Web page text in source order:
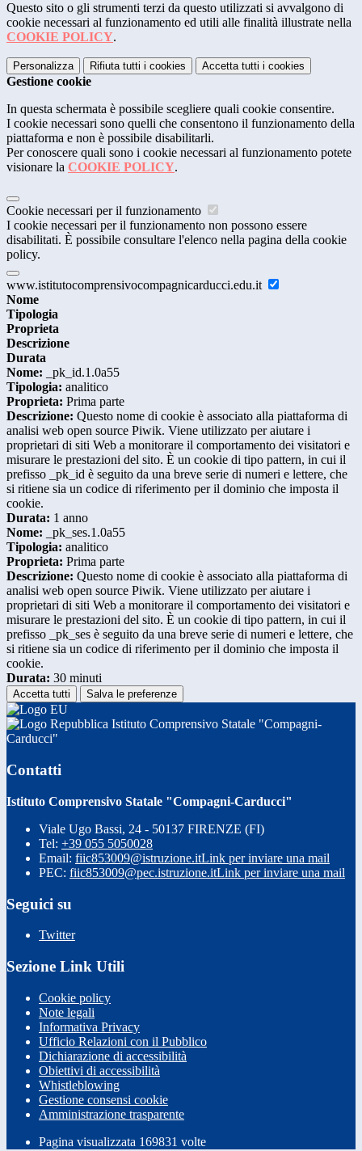
Questo sito o gli strumenti terzi da questo utilizzati si avvalgono di
cookie necessari al funzionamento ed utili alle finalità illustrate nella
COOKIE POLICY.
Personalizza Rifiuta tutti i cookies Accetta tutti i cookies
Gestione cookie
In questa schermata è possibile scegliere quali cookie consentire.
I cookie necessari sono quelli che consentono il funzionamento della
piattaforma e non è possibile disabilitarli.
Per conoscere quali sono i cookie necessari al funzionamento potete
visionare la COOKIE POLICY.
Cookie necessari per il funzionamento
I cookie necessari per il funzionamento non possono essere
disabilitati. È possibile consultare l'elenco nella pagina della cookie
policy.
www.istitutocomprensivocompagnicarducci.edu.it
Nome
Tipologia
Proprieta
Descrizione
Durata
Nome: _pk_id.1.0a55
Tipologia: analitico
Proprieta: Prima parte
Descrizione: Questo nome di cookie è associato alla piattaforma di
analisi web open source Piwik. Viene utilizzato per aiutare i
proprietari di siti Web a monitorare il comportamento dei visitatori e
misurare le prestazioni del sito. È un cookie di tipo pattern, in cui il
prefisso _pk_id è seguito da una breve serie di numeri e lettere, che
si ritiene sia un codice di riferimento per il dominio che imposta il
cookie.
Durata: 1 anno
Nome: _pk_ses.1.0a55
Tipologia: analitico
Proprieta: Prima parte
Descrizione: Questo nome di cookie è associato alla piattaforma di
analisi web open source Piwik. Viene utilizzato per aiutare i
proprietari di siti Web a monitorare il comportamento dei visitatori e
misurare le prestazioni del sito. È un cookie di tipo pattern, in cui il
prefisso _pk_ses è seguito da una breve serie di numeri e lettere, che
si ritiene sia un codice di riferimento per il dominio che imposta il
cookie.
Durata: 30 minuti
Accetta tutti Salva le preferenze
Istituto Comprensivo Statale "Compagni-
Carducci"
Contatti
Istituto Comprensivo Statale "Compagni-Carducci"
Viale Ugo Bassi, 24 - 50137 FIRENZE (FI)
Tel: +39 055 5050028
Email: fiic853009@istruzione.itLink per inviare una mail
PEC: fiic853009@pec.istruzione.itLink per inviare una mail
Seguici su
Twitter
Sezione Link Utili
Cookie policy
Note legali
Informativa Privacy
Ufficio Relazioni con il Pubblico
Dichiarazione di accessibilità
Obiettivi di accessibilità
Whistleblowing
Gestione consensi cookie
Amministrazione trasparente
Pagina visualizzata 169831 volte